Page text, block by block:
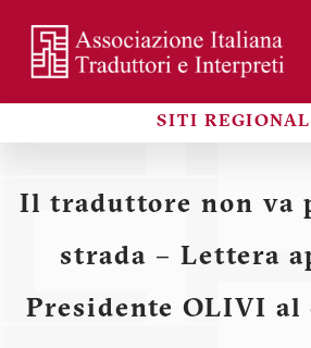
contenuto
principale
SITI
Il traduttore non va
strada – Lettera
Presidente OLIVI al